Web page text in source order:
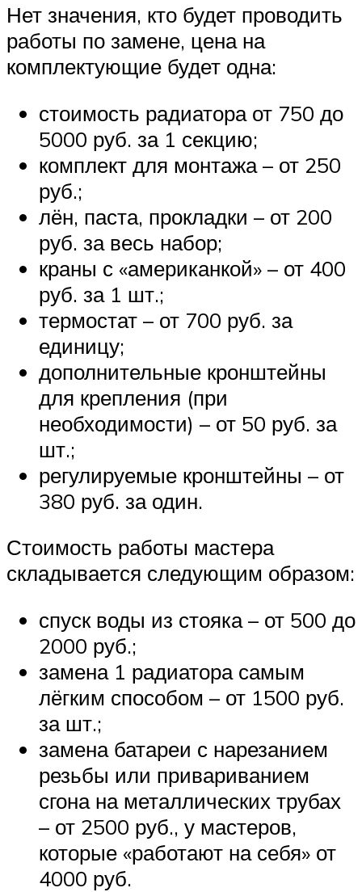
Нет значения, кто будет проводить
работы по замене, цена на
комплектующие будет одна:
стоимость радиатора от 750 до
5000 руб. за 1 секцию;
комплект для монтажа – от 250
руб.;
лён, паста, прокладки – от 200
руб. за весь набор;
краны с «американкой» – от 400
руб. за 1 шт.;
термостат – от 700 руб. за
единицу;
дополнительные кронштейны
для крепления (при
необходимости) – от 50 руб. за
шт.;
регулируемые кронштейны – от
380 руб. за один.
Стоимость работы мастера
складывается следующим образом:
спуск воды из стояка – от 500 до
2000 руб.;
замена 1 радиатора самым
лёгким способом – от 1500 руб.
за шт.;
замена батареи с нарезанием
резьбы или привариванием
сгона на металлических трубах
– от 2500 руб., у мастеров,
которые «работают на себя» от
4000 руб.